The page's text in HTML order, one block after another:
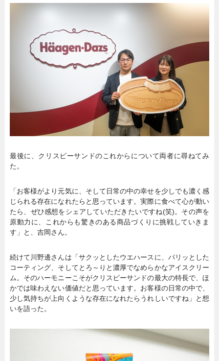
最後に、クリスピーサンドのこれからについて両者に尋ねてみ
た。
「お客様がより元気に、そして日常の中の幸せを少しでも濃く感
じられる存在になれたらと思っています。実際に食べて心が動い
たら、ぜひ感想をシェアしていただきたいですね(笑)。その声を
原動力に、これからも驚きのある商品づくりに挑戦していきま
す」と、吉岡さん。
続けて川野邊さんは「サクッとしたウエハースに、パリッとした
コーティング、そしてとろ～りと濃厚でなめらかなアイスクリー
ム。そのハーモニーこそがクリスピーサンドの最大の特長で、ほ
かでは味わえない価値だと思っています。お客様の日常の中で、
少し気持ちが上向くような存在になれたらうれしいですね」と想
いを語った。